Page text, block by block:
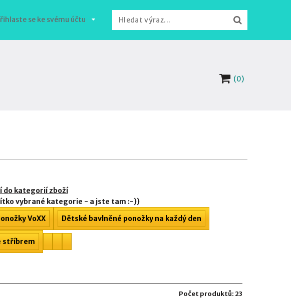
se ke svému účtu
(0)
do kategorií zboží
vybrané kategorie - a jste tam :-))
VoXX
Dětské bavlněné ponožky na každý den
stříbrem
Počet produktů: 23